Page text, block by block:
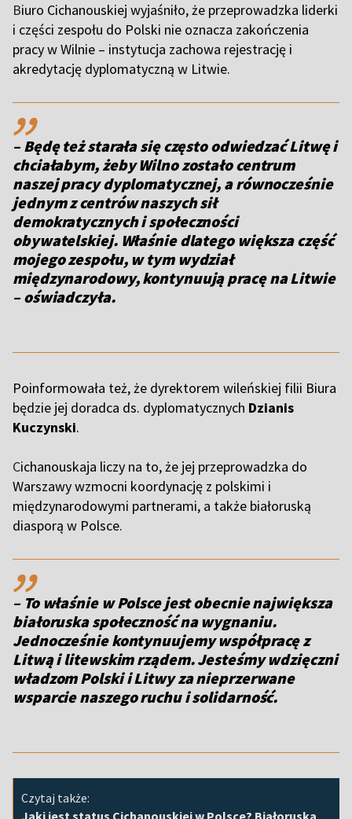
Biuro Cichanouskiej wyjaśniło, że przeprowadzka liderki
i części zespołu do Polski nie oznacza zakończenia
pracy w Wilnie – instytucja zachowa rejestrację i
akredytację dyplomatyczną w Litwie.
,,
– Będę też starała się często odwiedzać Litwę i
chciałabym, żeby Wilno zostało centrum
naszej pracy dyplomatycznej, a równocześnie
jednym z centrów naszych sił
demokratycznych i społeczności
obywatelskiej. Właśnie dlatego większa część
mojego zespołu, w tym wydział
międzynarodowy, kontynuują pracę na Litwie
– oświadczyła.
Poinformowała też, że dyrektorem wileńskiej filii Biura
będzie jej doradca ds. dyplomatycznych Dzianis
Kuczynski.
Cichanouskaja liczy na to, że jej przeprowadzka do
Warszawy wzmocni koordynację z polskimi i
międzynarodowymi partnerami, a także białoruską
diasporą w Polsce.
,,
– To właśnie w Polsce jest obecnie największa
białoruska społeczność na wygnaniu.
Jednocześnie kontynuujemy współpracę z
Litwą i litewskim rządem. Jesteśmy wdzięczni
władzom Polski i Litwy za nieprzerwane
wsparcie naszego ruchu i solidarność.
Czytaj także: